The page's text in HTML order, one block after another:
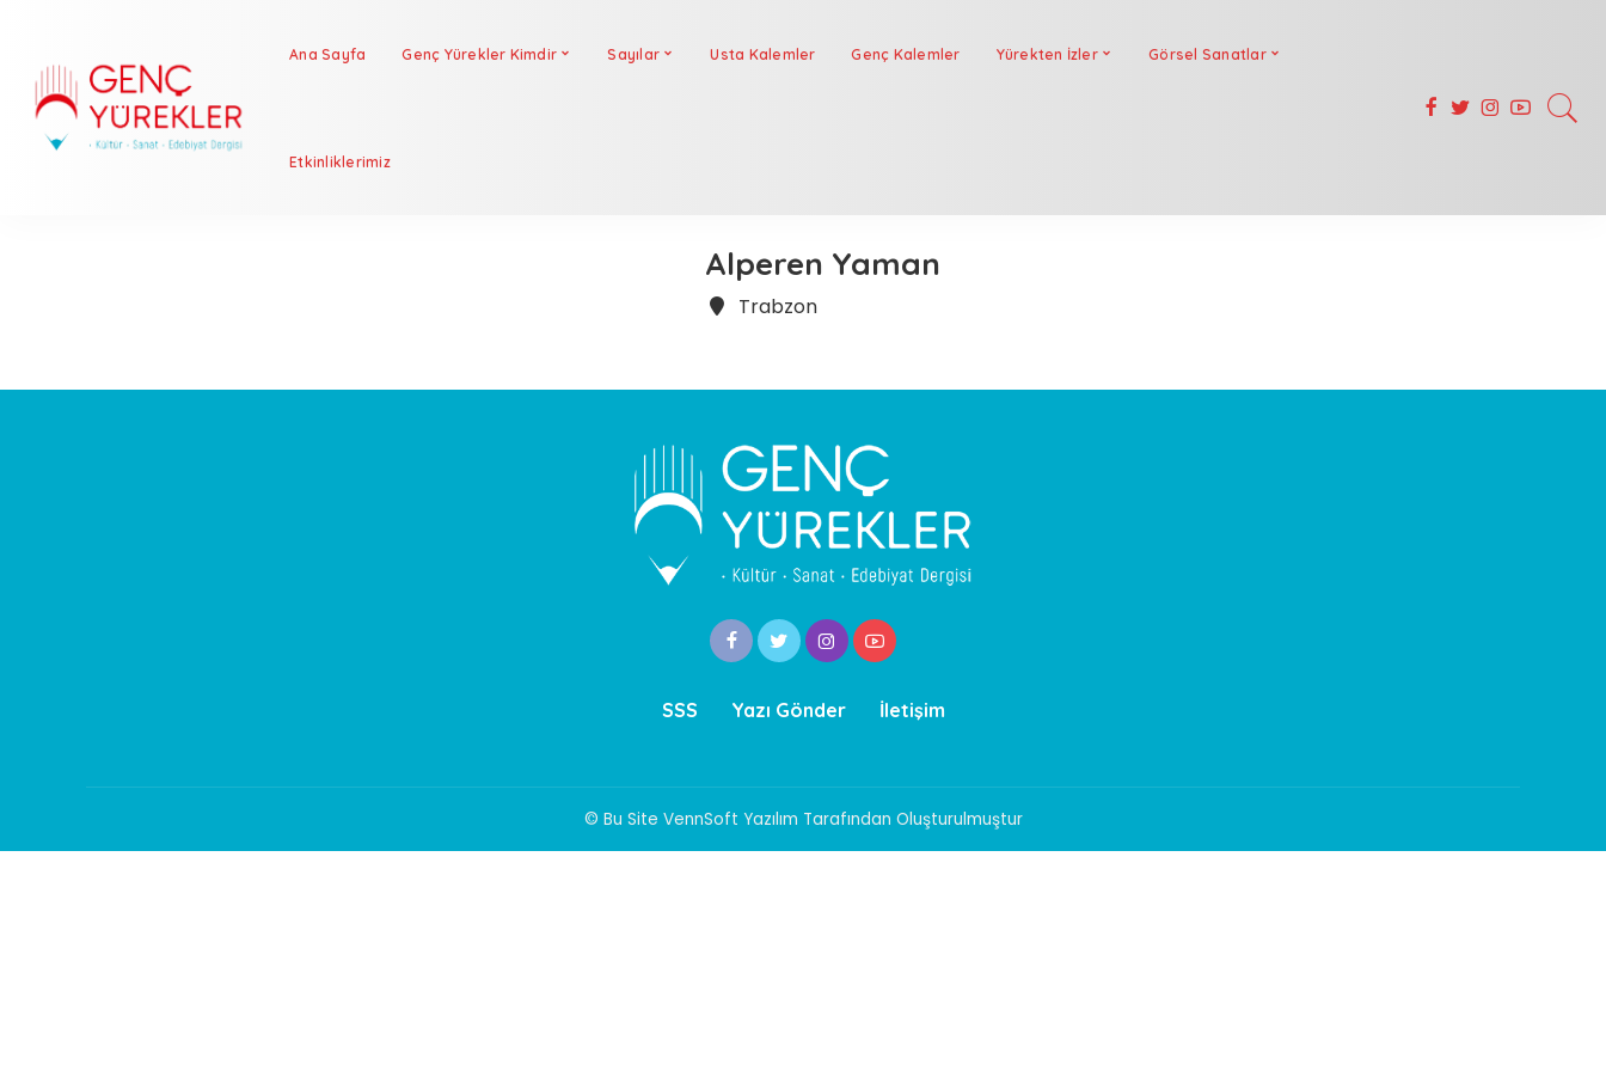
Ana Sayfa Genç Yürekler Kimdir Sayılar Usta Kalemler Genç Kalemler Yürekten İzler Görsel Sanatlar
Etkinliklerimiz
Alperen Yaman
Trabzon
SSS Yazı Gönder İletişim
© Bu Site VennSoft Yazılım Tarafından Oluşturulmuştur